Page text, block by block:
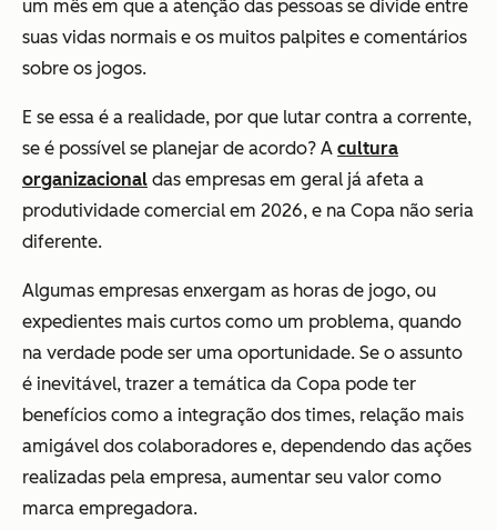
um mês em que a atenção das pessoas se divide entre
suas vidas normais e os muitos palpites e comentários
sobre os jogos.
E se essa é a realidade, por que lutar contra a corrente,
se é possível se planejar de acordo? A cultura
organizacional das empresas em geral já afeta a
produtividade comercial em 2026, e na Copa não seria
diferente.
Algumas empresas enxergam as horas de jogo, ou
expedientes mais curtos como um problema, quando
na verdade pode ser uma oportunidade. Se o assunto
é inevitável, trazer a temática da Copa pode ter
benefícios como a integração dos times, relação mais
amigável dos colaboradores e, dependendo das ações
realizadas pela empresa, aumentar seu valor como
marca empregadora.